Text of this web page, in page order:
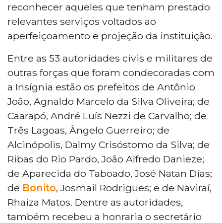
reconhecer aqueles que tenham prestado
relevantes serviços voltados ao
aperfeiçoamento e projeção da instituição.
Entre as 53 autoridades civis e militares de
outras forças que foram condecoradas com
a Insígnia estão os prefeitos de Antônio
João, Agnaldo Marcelo da Silva Oliveira; de
Caarapó, André Luís Nezzi de Carvalho; de
Três Lagoas, Ângelo Guerreiro; de
Alcinópolis, Dalmy Crisóstomo da Silva; de
Ribas do Rio Pardo, João Alfredo Danieze;
de Aparecida do Taboado, José Natan Dias;
de Bonito, Josmail Rodrigues; e de Naviraí,
Rhaiza Matos. Dentre as autoridades,
também recebeu a honraria o secretário